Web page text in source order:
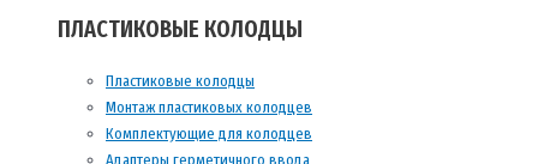
ПЛАСТИКОВЫЕ КОЛОДЦЫ
Пластиковые колодцы
Монтаж пластиковых колодцев
Комплектующие для колодцев